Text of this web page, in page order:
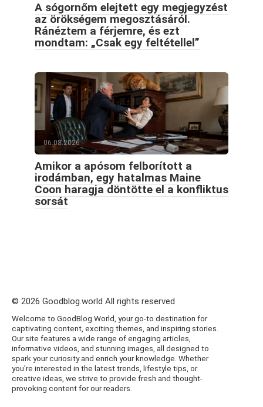
A sógornőm elejtett egy megjegyzést
az örökségem megosztásáról.
Ránéztem a férjemre, és ezt
mondtam: „Csak egy feltétellel”
06.08.2026
Amikor a apósom felborított a
irodámban, egy hatalmas Maine
Coon haragja döntötte el a konfliktus
sorsát
© 2026 Goodblog.world All rights reserved
Welcome to GoodBlog.World, your go-to destination for
captivating content, exciting themes, and inspiring stories.
Our site features a wide range of engaging articles,
informative videos, and stunning images, all designed to
spark your curiosity and enrich your knowledge. Whether
you're interested in the latest trends, lifestyle tips, or
creative ideas, we strive to provide fresh and thought-
provoking content for our readers.